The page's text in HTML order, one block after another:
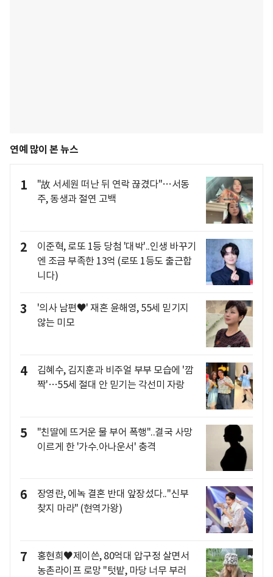
연예 많이 본 뉴스
1
"故 서세원 떠난 뒤 연락 끊겼다"…서동
주, 동생과 절연 고백
2
이준혁, 로또 1등 당첨 '대박'..인생 바꾸기
엔 조금 부족한 13억 (로또 1등도 출근합
니다)
3
'의사 남편♥' 재혼 윤해영, 55세 믿기지
않는 미모
4
김혜수, 김지훈과 비주얼 부부 모습에 '깜
짝'…55세 절대 안 믿기는 각선미 자랑
5
"친딸에 뜨거운 물 부어 폭행"..결국 사망
이르게 한 '가수.아나운서' 충격
6
장영란, 에녹 결혼 반대 앞장섰다.."신부
찾지 마라" (현역가왕)
7
홍현희♥제이쓴, 80억대 압구정 살면서
농촌라이프 로망 "텃밭, 마당 너무 부러